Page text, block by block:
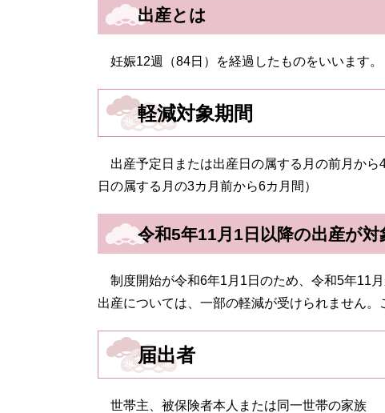
出産とは
妊娠12週（84日）を経過したものをいいます。
軽減対象期間
出産予定日または出産日の属する月の前月から
日の属する月の3カ月前から6カ月間）
令和5年11月1日以降の出産が対
制度開始が令和6年1月1日のため、令和5年11
出産については、一部の軽減が受けられません。
届出者
世帯主、被保険者本人または同一世帯の家族